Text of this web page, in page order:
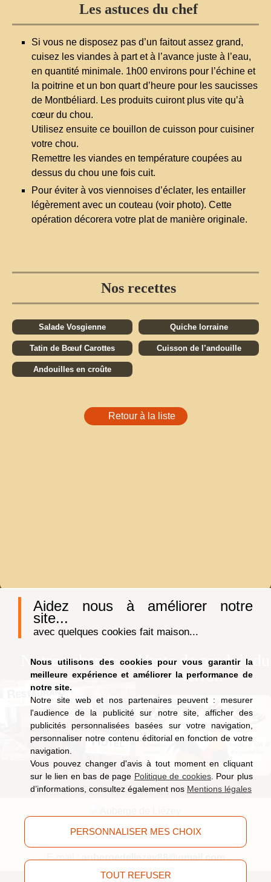
Aidez nous à améliorer notre
site...
avec quelques cookies fait maison...
Nous utilisons des cookies pour vous garantir la
meilleure expérience et améliorer la performance de
notre site.
Notre site web et nos partenaires peuvent : mesurer
l'audience de la publicité sur notre site, afficher des
publicités personnalisées basées sur votre navigation,
personnaliser notre contenu éditorial en fonction de votre
navigation.
Vous pouvez changer d'avis à tout moment en cliquant
sur le lien en bas de page Politique de cookies. Pour plus
d’informations, consultez également nos Mentions légales
TOUT REFUSER
PERSONNALISER MES CHOIX
Les astuces du chef
Si vous ne disposez pas d’un faitout assez grand,
cuisez les viandes à part et à l’avance juste à l’eau,
en quantité minimale. 1h00 environs pour l’échine et
la poitrine et un bon quart d’heure pour les saucisses
de Montbéliard. Les produits cuiront plus vite qu’à
cœur du chou.
Utilisez ensuite ce bouillon de cuisson pour cuisiner
votre chou.
Remettre les viandes en température coupées au
dessus du chou une fois cuit.
Pour éviter à vos viennoises d’éclater, les entailler
légèrement avec un couteau (voir photo). Cette
opération décorera votre plat de manière originale.
Nos recettes
Salade Vosgienne Quiche lorraine
Tatin de Bœuf Carottes Cuisson de l’andouille
Andouilles en croûte
Retour à la liste
Notre auberge
Vente de produit du
terroir
9, route de Saucefaing, 88400 Liézey(Vosges)
E-mail :aubergedeliezey88@gmail.com